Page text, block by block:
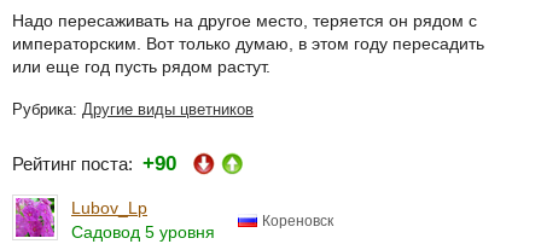
Надо пересаживать на другое место, теряется он рядом с
императорским. Вот только думаю, в этом году пересадить
или еще год пусть рядом растут.
Рубрика: Другие виды цветников
Рейтинг поста: +90
Lubov_Lp
Садовод 5 уровня
Кореновск